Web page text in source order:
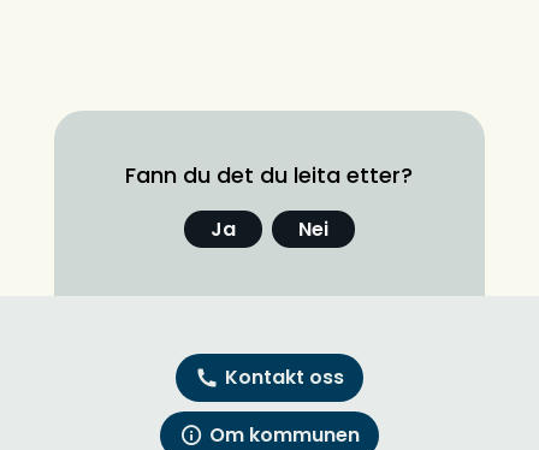
Fann du det du leita etter?
Ja Nei
Kontakt oss
Om kommunen